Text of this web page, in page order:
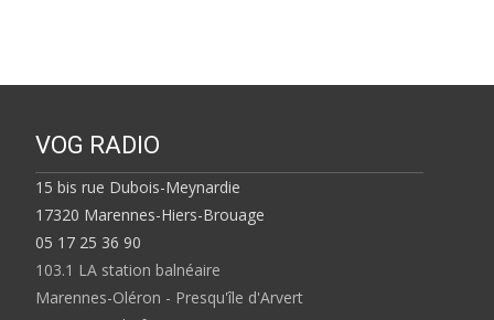
VOG RADIO
15 bis rue Dubois-Meynardie
17320 Marennes-Hiers-Brouage
05 17 25 36 90
103.1 LA station balnéaire
Marennes-Oléron - Presqu'île d'Arvert